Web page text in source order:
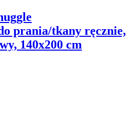
prania/tkany ręcznie,
140x200 cm